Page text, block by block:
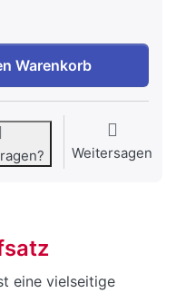
zu CHF 5.90,
Warenkorb
Weitersagen
eine vielseitige